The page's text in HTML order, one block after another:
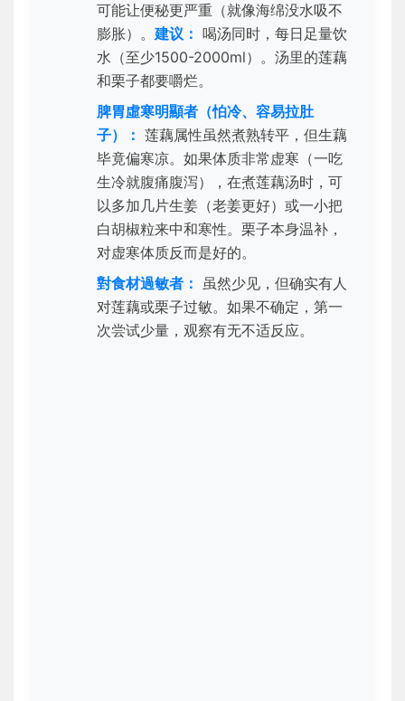
可能让便秘更严重（就像海绵没水吸不
膨胀）。 建议： 喝汤同时，每日足量饮
水（至少1500-2000ml）。汤里的莲藕
和栗子都要嚼烂。
脾胃虛寒明顯者（怕冷、容易拉肚
子）： 莲藕属性虽然煮熟转平，但生藕
毕竟偏寒凉。如果体质非常虚寒（一吃
生冷就腹痛腹泻），在煮莲藕汤时，可
以多加几片生姜（老姜更好）或一小把
白胡椒粒来中和寒性。栗子本身温补，
对虚寒体质反而是好的。
對食材過敏者： 虽然少见，但确实有人
对莲藕或栗子过敏。如果不确定，第一
次尝试少量，观察有无不适反应。